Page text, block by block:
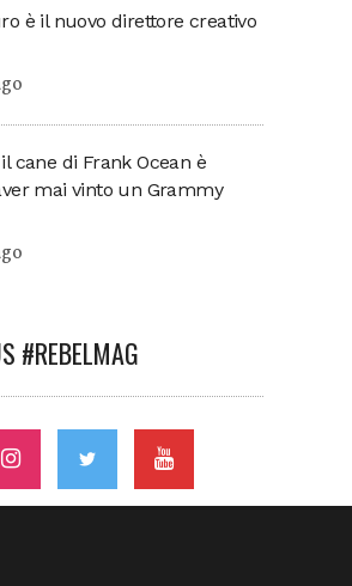
è il nuovo direttore creativo
cane di Frank Ocean è
mai vinto un Grammy
#REBELMAG